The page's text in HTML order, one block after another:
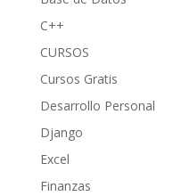
C++
CURSOS
Cursos Gratis
Desarrollo Personal
Django
Excel
Finanzas